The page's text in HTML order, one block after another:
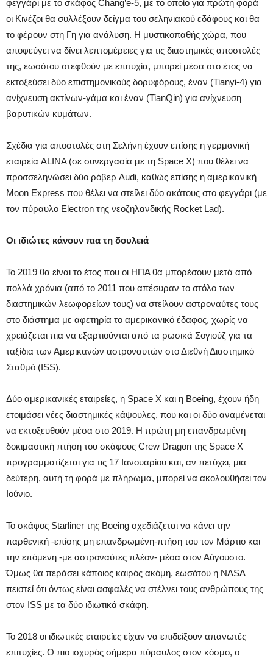
φεγγάρι με το σκάφος Chang’e-5, με το οποίο για πρώτη φορά
οι Κινέζοι θα συλλέξουν δείγμα του σεληνιακού εδάφους και θα
το φέρουν στη Γη για ανάλυση. Η μυστικοπαθής χώρα, που
αποφεύγει να δίνει λεπτομέρειες για τις διαστημικές αποστολές
της, εωσότου στεφθούν με επιτυχία, μπορεί μέσα στο έτος να
εκτοξεύσει δύο επιστημονικούς δορυφόρους, έναν (Tianyi-4) για
ανίχνευση ακτίνων-γάμα και έναν (TianQin) για ανίχνευση
βαρυτικών κυμάτων.
Σχέδια για αποστολές στη Σελήνη έχουν επίσης η γερμανική
εταιρεία ALINA (σε συνεργασία με τη Space X) που θέλει να
προσσεληνώσει δύο ρόβερ Audi, καθώς επίσης η αμερικανική
Moon Express που θέλει να στείλει δύο ακάτους στο φεγγάρι (με
τον πύραυλο Electron της νεοζηλανδικής Rocket Lad).
Οι ιδιώτες κάνουν πια τη δουλειά
Το 2019 θα είναι το έτος που οι ΗΠΑ θα μπορέσουν μετά από
πολλά χρόνια (από το 2011 που απέσυραν το στόλο των
διαστημικών λεωφορείων τους) να στείλουν αστροναύτες τους
στο διάστημα με αφετηρία το αμερικανικό έδαφος, χωρίς να
χρειάζεται πια να εξαρτιούνται από τα ρωσικά Σογιούζ για τα
ταξίδια των Αμερικανών αστροναυτών στο Διεθνή Διαστημικό
Σταθμό (ISS).
Δύο αμερικανικές εταιρείες, η Space X και η Boeing, έχουν ήδη
ετοιμάσει νέες διαστημικές κάψουλες, που και οι δύο αναμένεται
να εκτοξευθούν μέσα στο 2019. Η πρώτη μη επανδρωμένη
δοκιμαστική πτήση του σκάφους Crew Dragon της Space Χ
προγραμματίζεται για τις 17 Ιανουαρίου και, αν πετύχει, μια
δεύτερη, αυτή τη φορά με πλήρωμα, μπορεί να ακολουθήσει τον
Ιούνιο.
Το σκάφος Starliner της Boeing σχεδιάζεται να κάνει την
παρθενική -επίσης μη επανδρωμένη-πτήση του τον Μάρτιο και
την επόμενη -με αστροναύτες πλέον- μέσα στον Αύγουστο.
Όμως θα περάσει κάποιος καιρός ακόμη, εωσότου η NASA
πειστεί ότι όντως είναι ασφαλές να στέλνει τους ανθρώπους της
στον ISS με τα δύο ιδιωτικά σκάφη.
Το 2018 οι ιδιωτικές εταιρείες είχαν να επιδείξουν απανωτές
επιτυχίες. Ο πιο ισχυρός σήμερα πύραυλος στον κόσμο, ο